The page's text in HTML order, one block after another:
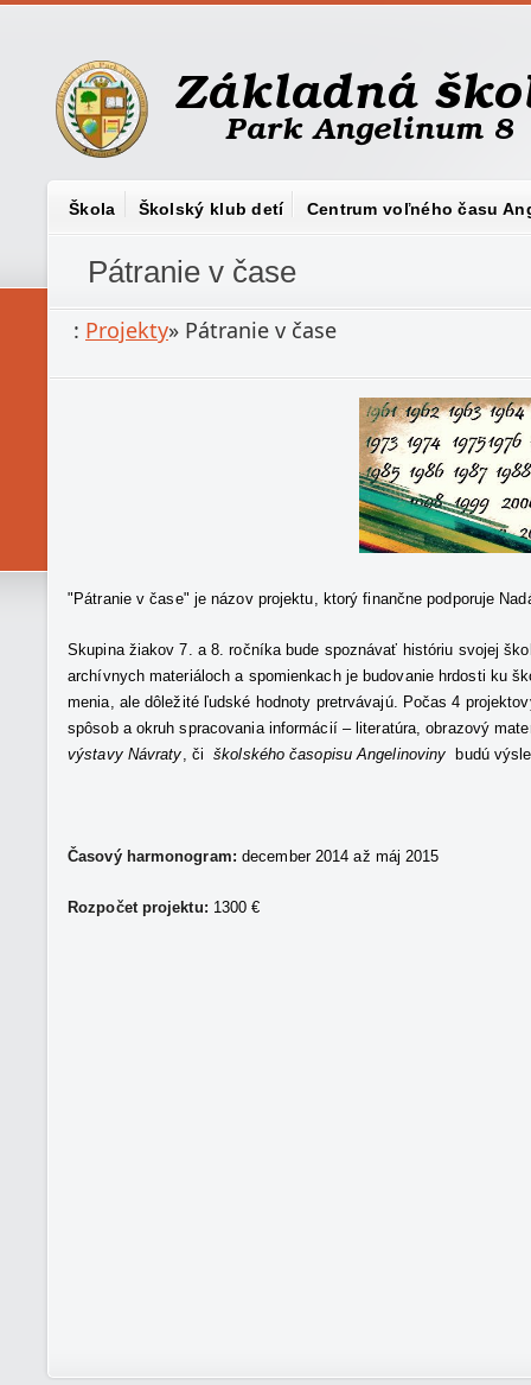
Škola Školský klub detí Centrum voľného času
Pátranie v čase
: Projekty» Pátranie v čase
"Pátranie v čase" je názov projektu, ktorý finančne podporuje
Skupina žiakov 7. a 8. ročníka bude spoznávať históriu svojej
archívnych materiáloch a spomienkach je budovanie hrdosti ku
menia, ale dôležité ľudské hodnoty pretrvávajú. Počas 4
spôsob a okruh spracovania informácií – literatúra, obrazový
výstavy Návraty, čiškolského časopisu Angelinoviny budú
Časový harmonogram:december 2014 až máj 2015
Rozpočet projektu:1300 €